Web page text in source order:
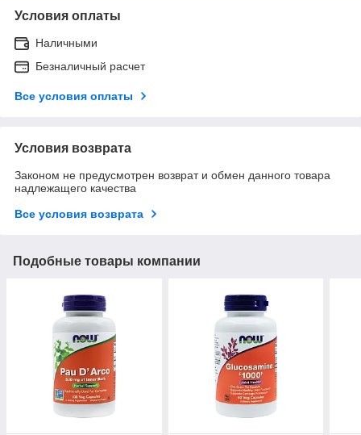
Условия оплаты
Наличными
Безналичный расчет
Все условия оплаты
Условия возврата
Законом не предусмотрен возврат и обмен данного товара
надлежащего качества
Все условия возврата
Подобные товары компании